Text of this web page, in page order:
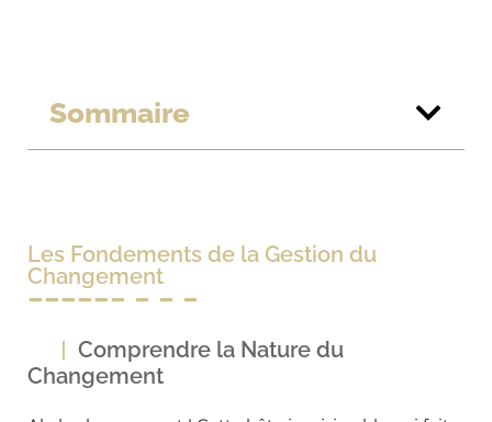
Sommaire
Les Fondements de la Gestion du
Changement
Comprendre la Nature du
Changement